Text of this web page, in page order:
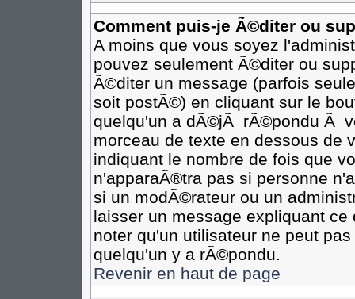
Comment puis-je Ã©diter ou
A moins que vous soyez
pouvez seulement Ã©diter ou
Ã©diter un message (parfois
soit postÃ©) en cliquant sur le
quelqu'un a dÃ©jÃ rÃ©pondu Ã
morceau de texte en dessous de
indiquant le nombre de fois que
n'apparaÃ®tra pas si personne
si un modÃ©rateur ou un
laisser un message expliquant
noter qu'un utilisateur ne peut
quelqu'un y a rÃ©pondu.
Revenir en haut de page